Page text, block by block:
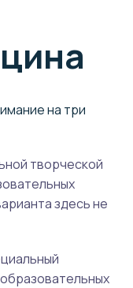
на три
творческой
здесь не